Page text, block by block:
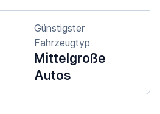
Günstigster
Fahrzeugtyp
Mittelgroße
Autos